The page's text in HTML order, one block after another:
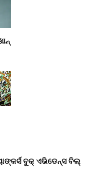
ବୁକ୍ ଏଭିଡେନ୍ସ ବିଲ୍